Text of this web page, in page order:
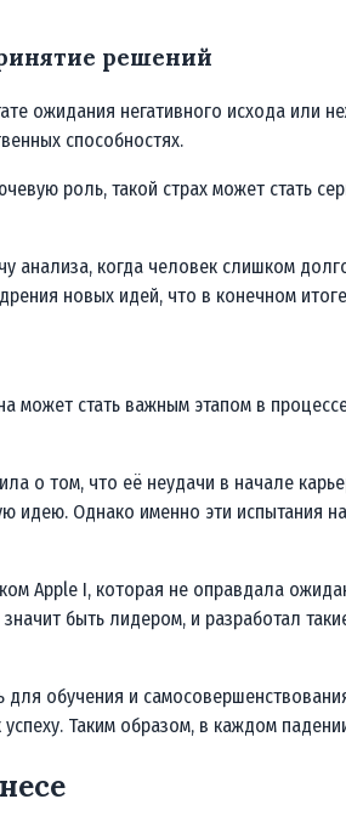
решений
ожидания негативного исхода или
способностях.
роль, такой страх может стать
анализа, когда человек слишком
новых идей, что в конечном
может стать важным этапом в
о том, что её неудачи в начале
Однако именно эти испытания
Apple I, которая не оправдала
быть лидером, и разработал
обучения и
Таким образом, в каждом